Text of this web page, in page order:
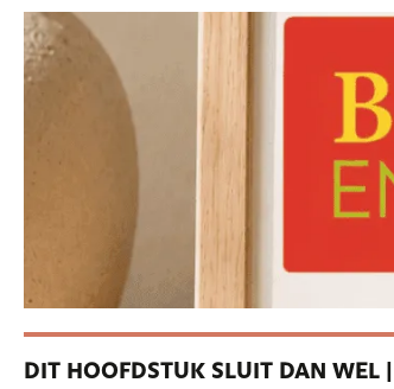
DIT HOOFDSTUK SLUIT DAN WEL